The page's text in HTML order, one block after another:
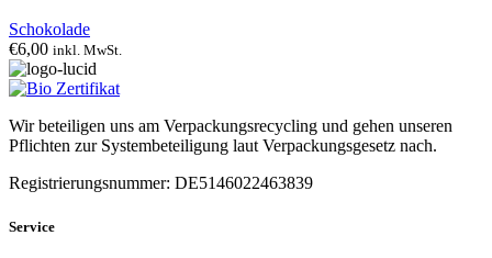
Schokolade
€6,00 inkl. MwSt.
Wir beteiligen uns am Verpackungsrecycling und gehen unseren
Pflichten zur Systembeteiligung laut Verpackungsgesetz nach.
Registrierungsnummer: DE5146022463839
Service